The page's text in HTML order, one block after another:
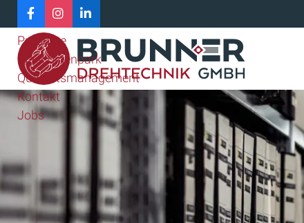
Unternehmen
Produkte
Maschinenpark
Qualitätsmanagement
Kontakt
Jobs